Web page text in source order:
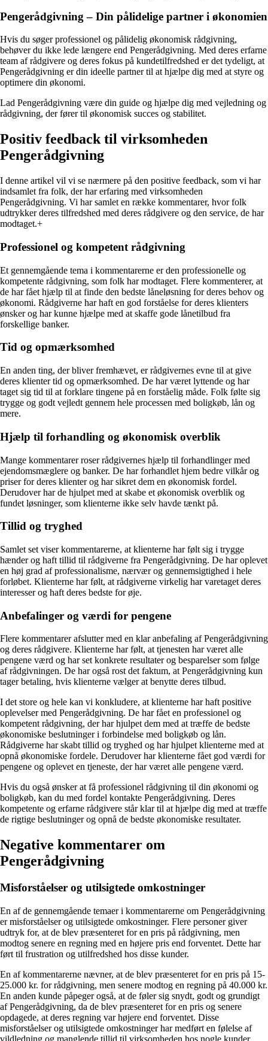
Pengerådgivning – Din pålidelige partner i økonomien
Hvis du søger professionel og pålidelig økonomisk rådgivning,
behøver du ikke lede længere end Pengerådgivning. Med deres erfarne
team af rådgivere og deres fokus på kundetilfredshed er det tydeligt, at
Pengerådgivning er din ideelle partner til at hjælpe dig med at styre og
optimere din økonomi.
Lad Pengerådgivning være din guide og hjælpe dig med vejledning og
rådgivning, der fører til økonomisk succes og stabilitet.
Positiv feedback til virksomheden
Pengerådgivning
I denne artikel vil vi se nærmere på den positive feedback, som vi har
indsamlet fra folk, der har erfaring med virksomheden
Pengerådgivning. Vi har samlet en række kommentarer, hvor folk
udtrykker deres tilfredshed med deres rådgivere og den service, de har
modtaget.+
Professionel og kompetent rådgivning
Et gennemgående tema i kommentarerne er den professionelle og
kompetente rådgivning, som folk har modtaget. Flere kommenterer, at
de har fået hjælp til at finde den bedste låneløsning for deres behov og
økonomi. Rådgiverne har haft en god forståelse for deres klienters
ønsker og har kunne hjælpe med at skaffe gode lånetilbud fra
forskellige banker.
Tid og opmærksomhed
En anden ting, der bliver fremhævet, er rådgivernes evne til at give
deres klienter tid og opmærksomhed. De har været lyttende og har
taget sig tid til at forklare tingene på en forståelig måde. Folk følte sig
trygge og godt vejledt gennem hele processen med boligkøb, lån og
mere.
Hjælp til forhandling og økonomisk overblik
Mange kommentarer roser rådgivernes hjælp til forhandlinger med
ejendomsmæglere og banker. De har forhandlet hjem bedre vilkår og
priser for deres klienter og har sikret dem en økonomisk fordel.
Derudover har de hjulpet med at skabe et økonomisk overblik og
fundet løsninger, som klienterne ikke selv havde tænkt på.
Tillid og tryghed
Samlet set viser kommentarerne, at klienterne har følt sig i trygge
hænder og haft tillid til rådgiverne fra Pengerådgivning. De har oplevet
en høj grad af professionalisme, nærvær og gennemsigtighed i hele
forløbet. Klienterne har følt, at rådgiverne virkelig har varetaget deres
interesser og haft deres bedste for øje.
Anbefalinger og værdi for pengene
Flere kommentarer afslutter med en klar anbefaling af Pengerådgivning
og deres rådgivere. Klienterne har følt, at tjenesten har været alle
pengene værd og har set konkrete resultater og besparelser som følge
af rådgivningen. De har også rost det faktum, at Pengerådgivning kun
tager betaling, hvis klienterne vælger at benytte deres tilbud.
I det store og hele kan vi konkludere, at klienterne har haft positive
oplevelser med Pengerådgivning. De har fået en professionel og
kompetent rådgivning, der har hjulpet dem med at træffe de bedste
økonomiske beslutninger i forbindelse med boligkøb og lån.
Rådgiverne har skabt tillid og tryghed og har hjulpet klienterne med at
opnå økonomiske fordele. Derudover har klienterne fået god værdi for
pengene og oplevet en tjeneste, der har været alle pengene værd.
Hvis du også ønsker at få professionel rådgivning til din økonomi og
boligkøb, kan du med fordel kontakte Pengerådgivning. Deres
kompetente og erfarne rådgivere står klar til at hjælpe dig med at træffe
de rigtige beslutninger og opnå de bedste økonomiske resultater.
Negative kommentarer om
Pengerådgivning
Misforståelser og utilsigtede omkostninger
En af de gennemgående temaer i kommentarerne om Pengerådgivning
er misforståelser og utilsigtede omkostninger. Flere personer giver
udtryk for, at de blev præsenteret for en pris på rådgivning, men
modtog senere en regning med en højere pris end forventet. Dette har
ført til frustration og utilfredshed hos disse kunder.
En af kommentarerne nævner, at de blev præsenteret for en pris på 15-
25.000 kr. for rådgivning, men senere modtog en regning på 40.000 kr.
En anden kunde påpeger også, at de føler sig snydt, godt og grundigt
af Pengerådgivning, da de blev præsenteret for en pris og senere
opdagede, at deres regning var højere end forventet. Disse
misforståelser og utilsigtede omkostninger har medført en følelse af
vildledning og manglende tillid til virksomheden hos nogle kunder.